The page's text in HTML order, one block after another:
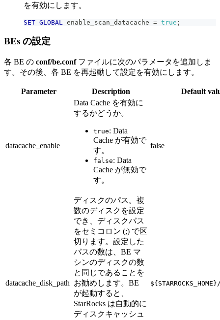
を有効にします。
SET GLOBAL enable_scan_datacache = true ;
BEs の設定
各 BE の conf/be.confファイルに次のパラメータを追加しま
す。その後、各 BE を再起動して設定を有効にします。
Parameter Description Default
datacache_enable
Data Cache を有効に
するかどうか。
true: Data
Cache が有効で
す。
false: Data
Cache が無効で
す。
false
datacache_disk_path
ディスクのパス。複
数のディスクを設定
でき、ディスクパス
をセミコロン (;) で区
切ります。設定した
パスの数は、BE マ
シンのディスクの数
と同じであることを
お勧めします。BE
が起動すると、
StarRocks は自動的に
ディスクキャッシュ